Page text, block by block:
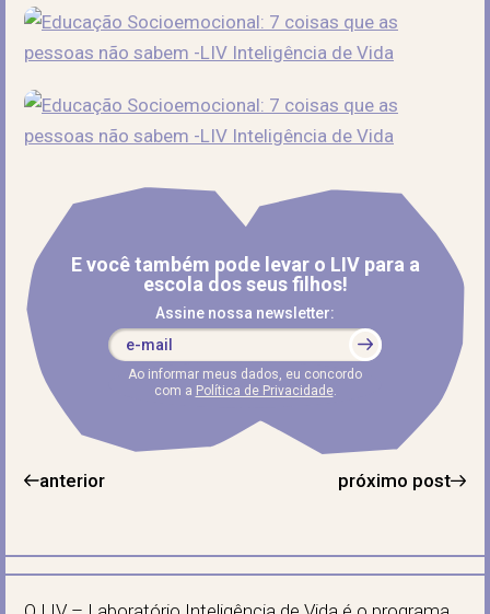
E você também pode levar o LIV para a
escola dos seus filhos!
Assine nossa newsletter:
Ao informar meus dados, eu concordo
com a Política de Privacidade.
anterior próximo post